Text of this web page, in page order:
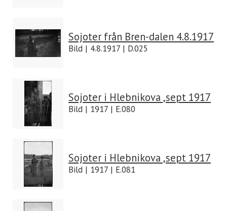
Sojoter från Bren-dalen 4.8.1917
Bild | 4.8.1917 | D.025
Sojoter i Hlebnikova ,sept 1917
Bild | 1917 | E.080
Sojoter i Hlebnikova ,sept 1917
Bild | 1917 | E.081